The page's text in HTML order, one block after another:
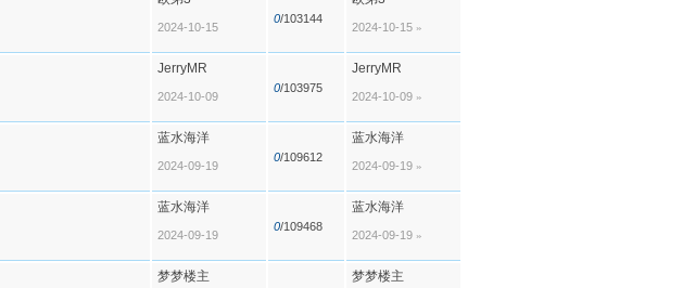
2024-10-15
0/103144
2024-10-15 »
JerryMR
2024-10-09
0/103975
JerryMR
2024-10-09 »
蓝水海洋
2024-09-19
0/109612
蓝水海洋
2024-09-19 »
蓝水海洋
2024-09-19
0/109468
蓝水海洋
2024-09-19 »
梦梦楼主 梦梦楼主